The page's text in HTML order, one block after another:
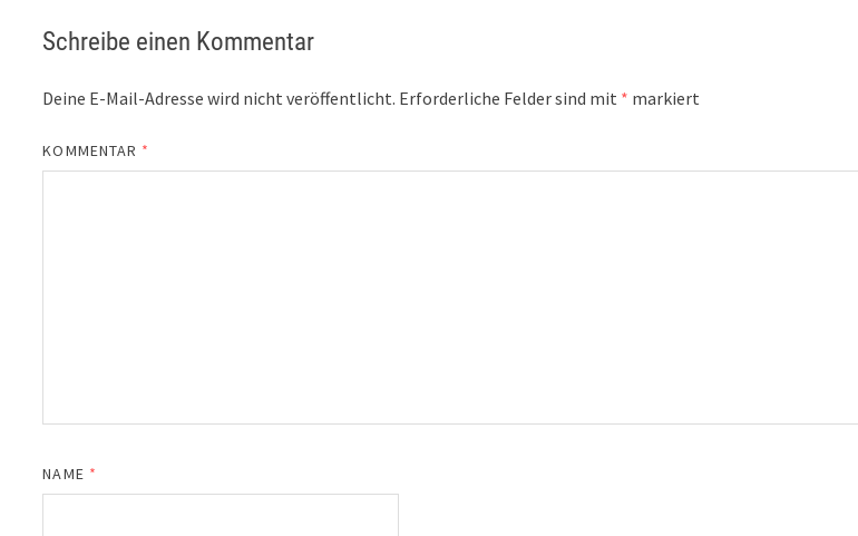
Schreibe einen Kommentar
Deine E-Mail-Adresse wird nicht veröffentlicht. Erforderliche Felder sind mit * markiert
KOMMENTAR *
NAME *